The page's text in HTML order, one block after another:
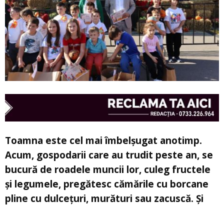
Toamna este cel mai îmbelșugat anotimp.
Acum, gospodarii care au trudit peste an, se
bucură de roadele muncii lor, culeg fructele
și legumele, pregătesc cămările cu borcane
pline cu dulcețuri, murături sau zacuscă. Și